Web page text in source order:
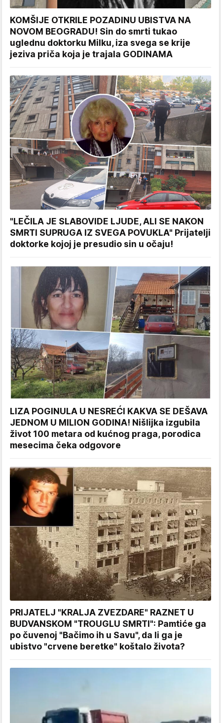
KOMŠIJE OTKRILE POZADINU UBISTVA NA
NOVOM BEOGRADU! Sin do smrti tukao
uglednu doktorku Milku, iza svega se krije
jeziva priča koja je trajala GODINAMA
"LEČILA JE SLABOVIDE LJUDE, ALI SE NAKON
SMRTI SUPRUGA IZ SVEGA POVUKLA" Prijatelji
doktorke kojoj je presudio sin u očaju!
LIZA POGINULA U NESREĆI KAKVA SE DEŠAVA
JEDNOM U MILION GODINA! Nišlijka izgubila
život 100 metara od kućnog praga, porodica
mesecima čeka odgovore
PRIJATELJ "KRALJA ZVEZDARE" RAZNET U
BUDVANSKOM "TROUGLU SMRTI": Pamtiće ga
po čuvenoj "Bačimo ih u Savu", da li ga je
ubistvo "crvene beretke" koštalo života?